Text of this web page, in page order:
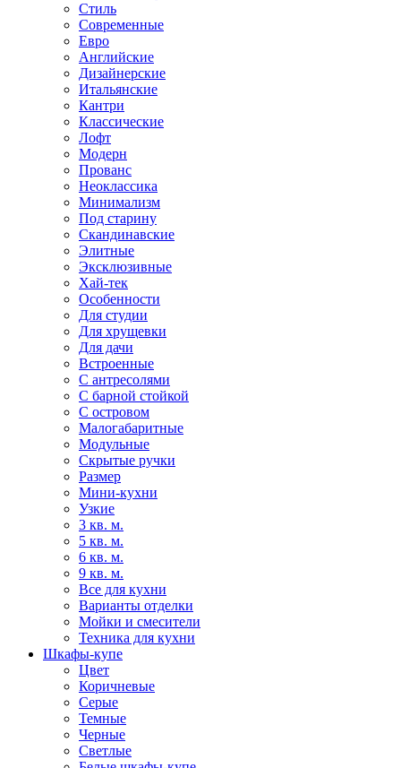
Стиль
Современные
Евро
Английские
Дизайнерские
Итальянские
Кантри
Классические
Лофт
Модерн
Прованс
Неоклассика
Минимализм
Под старину
Скандинавские
Элитные
Эксклюзивные
Хай-тек
Особенности
Для студии
Для хрущевки
Для дачи
Встроенные
С антресолями
С барной стойкой
С островом
Малогабаритные
Модульные
Скрытые ручки
Размер
Мини-кухни
Узкие
3 кв. м.
5 кв. м.
6 кв. м.
9 кв. м.
Все для кухни
Варианты отделки
Мойки и смесители
Техника для кухни
Шкафы-купе
Цвет
Коричневые
Серые
Темные
Черные
Светлые